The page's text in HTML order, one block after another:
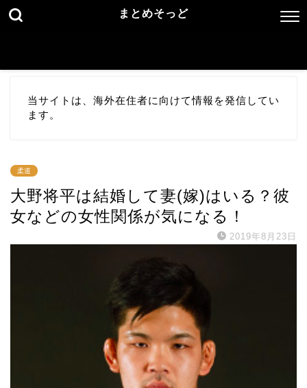
まとめそっど
当サイトは、海外在住者に向けて情報を発信してい
ます。
柔道
大野将平は結婚して妻(嫁)はいる？彼
女などの女性関係が気になる！
2019年8月23日